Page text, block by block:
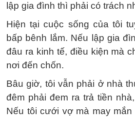
lập gia đình thì phải có trách
Hiện tại cuộc sống của tôi
bấp bênh lắm. Nếu lập gia
đâu ra kinh tế, điều kiện mà
nơi đến chốn.
Bâu giờ, tôi vẫn phải ở nhà
đêm phải đem ra trả tiền
Nếu tôi cưới vợ mà may